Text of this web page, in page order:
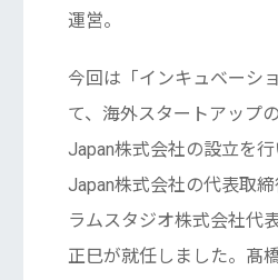
運営。
今回は「インキュベーシ
て、海外スタートアップ
Japan株式会社の設立を
Japan株式会社の代表取締
ラムスタジオ株式会社代
正巳が就任しました。髙